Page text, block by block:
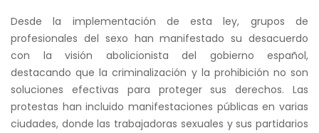
Desde la implementación de esta ley, grupos de
profesionales del sexo han manifestado su desacuerdo
con la visión abolicionista del gobierno español,
destacando que la criminalización y la prohibición no son
soluciones efectivas para proteger sus derechos. Las
protestas han incluido manifestaciones públicas en varias
ciudades, donde las trabajadoras sexuales y sus partidarios